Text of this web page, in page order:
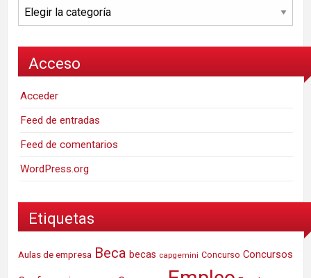
Categorías
Acceso
Acceder
Feed de entradas
Feed de comentarios
WordPress.org
Etiquetas
Aulas de empresa Beca becas capgemini Concurso Concursos